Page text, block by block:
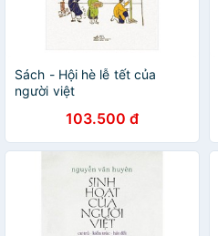
Sách - Hội hè lễ tết của
người việt
103.500 đ